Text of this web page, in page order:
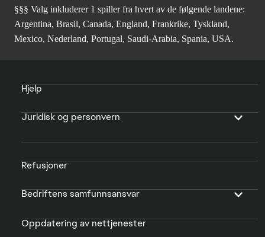
§§§ Valg inkluderer 1 spiller fra hvert av de følgende landene:
Argentina, Brasil, Canada, England, Frankrike, Tyskland,
Mexico, Nederland, Portugal, Saudi-Arabia, Spania, USA.
Hjelp
Juridisk og personvern
Refusjoner
Bedriftens samfunnsansvar
Oppdatering av nettjenester